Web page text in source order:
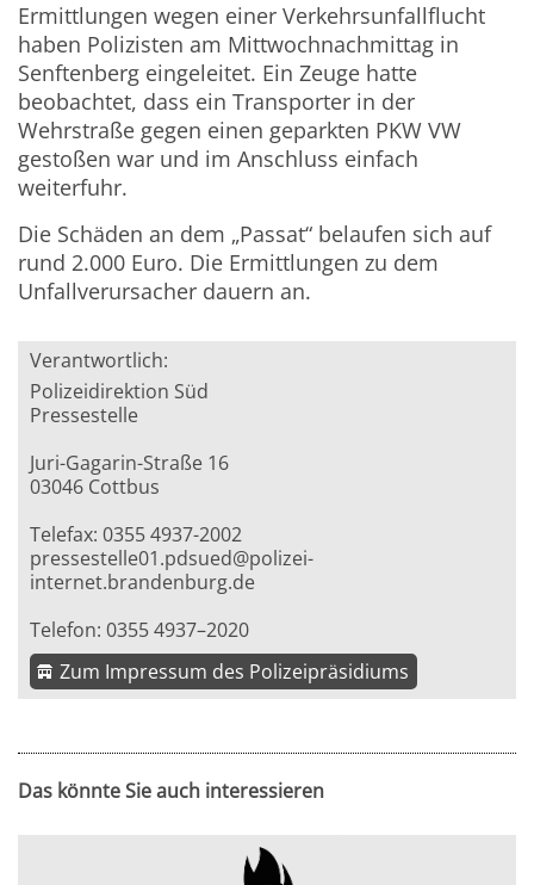
Ermittlungen wegen einer Verkehrsunfallflucht
haben Polizisten am Mittwochnachmittag in
Senftenberg eingeleitet. Ein Zeuge hatte
beobachtet, dass ein Transporter in der
Wehrstraße gegen einen geparkten PKW VW
gestoßen war und im Anschluss einfach
weiterfuhr.
Die Schäden an dem „Passat“ belaufen sich auf
rund 2.000 Euro. Die Ermittlungen zu dem
Unfallverursacher dauern an.
Verantwortlich:
Polizeidirektion Süd
Pressestelle
Juri-Gagarin-Straße 16
03046 Cottbus
Telefax: 0355 4937-2002
pressestelle01.pdsued@polizei-
internet.brandenburg.de
Telefon: 0355 4937–2020
Zum Impressum des Polizeipräsidiums
Das könnte Sie auch interessieren